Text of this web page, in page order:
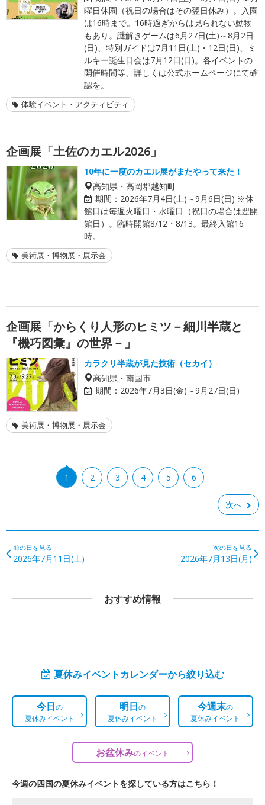
曜日休園（祝日の場合はその翌日休み）。入園
は16時まで。16時過ぎからは見られない動物
もあり。謎解きゲームは6月27日(土)～8月2日
(日)、特別ガイドは7月11日(土)・12日(日)、ミ
ルキー誕生日会は7月12日(日)。各イベントの
開催時間等、詳しくは公式ホームページにて確
認を。
体験イベント・アクティビティ
企画展「土佐のカエル2026」
10年に一度のカエル展がまたやって来た！
高知県・高岡郡越知町
期間： 2026年7月4日(土)～9月6日(日) ※休
館日は毎週火曜日・水曜日（祝日の場合は翌開
館日）。臨時開館8/12・8/13。最終入館16
時。
美術展・博物展・展示会
企画展「からくり人形のヒミツ－細川半蔵と
『機巧図彙』の世界－」
カラクリ半蔵が見た技術（セカイ）
高知県・南国市
期間： 2026年7月3日(金)～9月27日(日)
美術展・博物展・展示会
1 2 3 4 5 6
次へ
前の日を見る
2026年7月11日(土)
次の日を見る
2026年7月13日(月)
おすすめ情報
夏休みイベントカレンダーから絞り込む
今日の
夏休みイベント
明日の
夏休みイベント
今週末の
夏休みイベント
お盆休みのイベント
今週の四国の夏休みイベントを探している方はこちら！